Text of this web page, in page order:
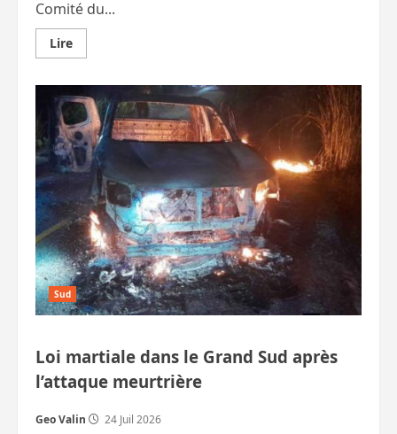
Comité du...
LireEn
savoir
Wat
Phra
Mahathat
inscrit
au
patrimoine
mondial
de
l’UNESCO
Sud
Loi martiale dans le Grand Sud après
l’attaque meurtrière
Geo Valin 24 Juil 2026